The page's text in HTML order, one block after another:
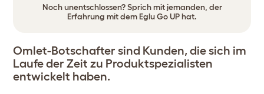
Noch unentschlossen? Sprich mit jemanden, der
Erfahrung mit dem Eglu Go UP hat.
Omlet-Botschafter sind Kunden, die sich im
Laufe der Zeit zu Produktspezialisten
entwickelt haben.